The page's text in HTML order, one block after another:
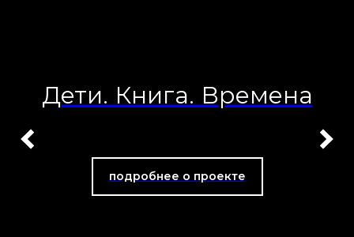
Дети. Книга. Времена
подробнее о проекте